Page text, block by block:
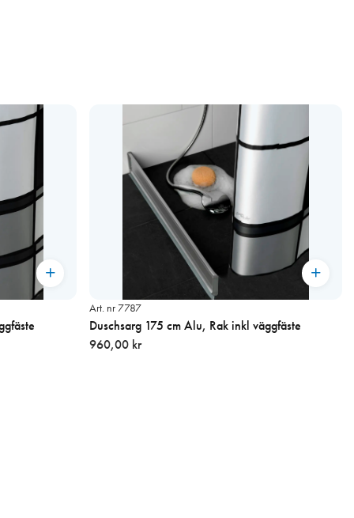
Art. nr 7787
Duschsarg 175 cm Alu, Rak inkl väggfäste
960,00 kr